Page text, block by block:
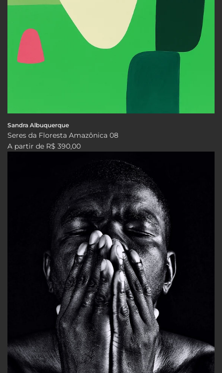
Sandra Albuquerque
Seres da Floresta Amazônica 08
A partir de R$ 390,00